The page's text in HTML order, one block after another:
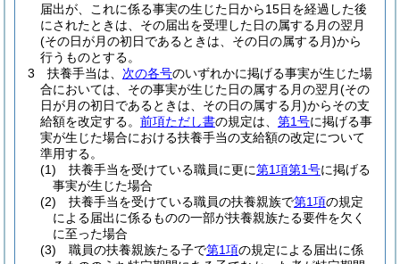
届出が、これに係る事実の生じた日から15日を経過した後
にされたときは、その届出を受理した日の属する月の翌月
(その日が月の初日であるときは、その日の属する月)から
行うものとする。
3
扶養手当は、 次の各号のいずれかに掲げる事実が生じた場
合においては、その事実が生じた日の属する月の翌月(その
日が月の初日であるときは、その日の属する月)からその支
給額を改定する。 前項ただし書の規定は、 第1号に掲げる事
実が生じた場合における扶養手当の支給額の改定について
準用する。
(1)
扶養手当を受けている職員に更に第1項第1号に掲げる
事実が生じた場合
(2)
扶養手当を受けている職員の扶養親族で第1項の規定
による届出に係るものの一部が扶養親族たる要件を欠く
に至った場合
(3)
職員の扶養親族たる子で第1項の規定による届出に係